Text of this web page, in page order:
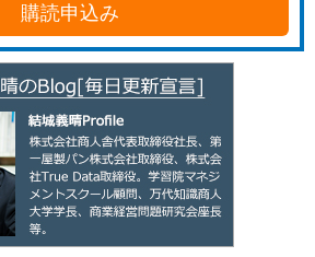
購読申込み